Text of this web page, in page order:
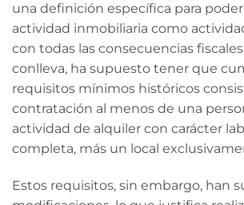
una definición específica para
actividad inmobiliaria como
con todas las consecuencias
conlleva, ha supuesto tener que
requisitos mínimos históricos
contratación al menos de una
actividad de alquiler con carácter
completa, más un local
Estos requisitos, sin embargo, han